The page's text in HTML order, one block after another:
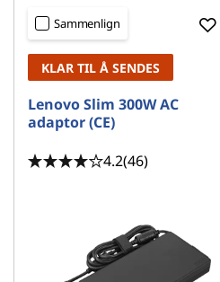
Sammenlign
KLAR TIL Å SENDES
Lenovo Slim 300W AC
adaptor (CE)
4.2(46)